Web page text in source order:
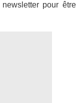
pour être